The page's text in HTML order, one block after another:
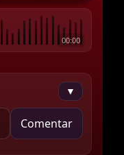
00:00
▼
Comentar